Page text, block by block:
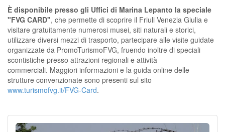
È disponibile presso gli Uffici di Marina Lepanto la speciale
"FVG CARD", che permette di scoprire il Friuli Venezia Giulia e
visitare gratuitamente numerosi musei, siti naturali e storici,
utilizzare diversi mezzi di trasporto, partecipare alle visite guidate
organizzate da PromoTurismoFVG, fruendo inoltre di speciali
scontistiche presso attrazioni regionali e attività
commerciali. Maggiori informazioni e la guida online delle
strutture convenzionate sono presenti sul sito
www.turismofvg.it/FVG-Card.